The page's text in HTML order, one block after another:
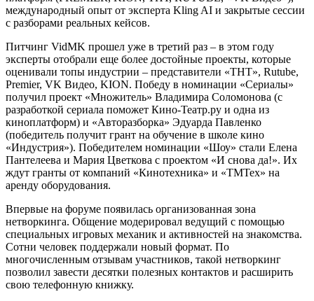
международный опыт от эксперта Kling AI и закрытые сессии
с разборами реальных кейсов.
Питчинг VidMK прошел уже в третий раз – в этом году
эксперты отобрали еще более достойные проекты, которые
оценивали топы индустрии – представители «ТНТ», Rutube,
Premier, VK Видео, KION. Победу в номинации «Сериалы»
получил проект «Множитель» Владимира Соломонова (с
разработкой сериала поможет Кино-Театр.ру и одна из
киноплатформ) и «Авторазборка» Эдуарда Павленко
(победитель получит грант на обучение в школе кино
«Индустрия»). Победителем номинации «Шоу» стали Елена
Пантелеева и Мария Цветкова с проектом «И снова да!». Их
ждут гранты от компаний «Кинотехника» и «ТМТех» на
аренду оборудования.
Впервые на форуме появилась организованная зона
нетворкинга. Общение модерировал ведущий с помощью
специальных игровых механик и активностей на знакомства.
Сотни человек поддержали новый формат. По
многочисленным отзывам участников, такой нетворкинг
позволил завести десятки полезных контактов и расширить
свою телефонную книжку.